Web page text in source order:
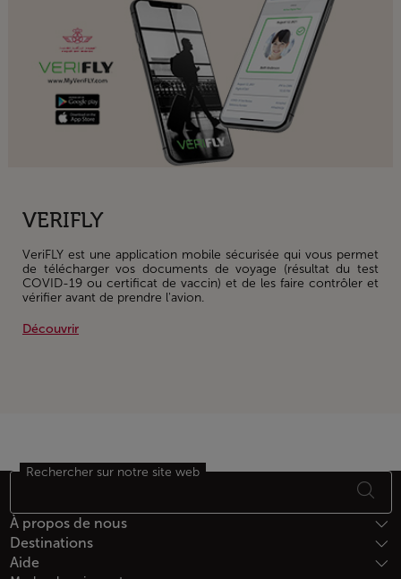
VERIFLY
VeriFLY est une application mobile sécurisée qui vous permet
de télécharger vos documents de voyage (résultat du test
COVID-19 ou certificat de vaccin) et de les faire contrôler et
vérifier avant de prendre l'avion.
Découvrir
Bas de page Plan du site
Rechercher sur notre site web
À propos de nous
Destinations
Aide